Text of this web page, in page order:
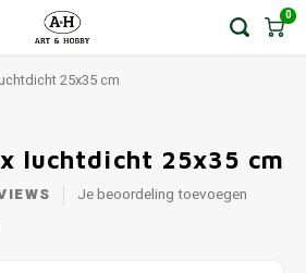
0
25x35 cm
luchtdicht 25x35 cm
Je beoordeling toevoegen